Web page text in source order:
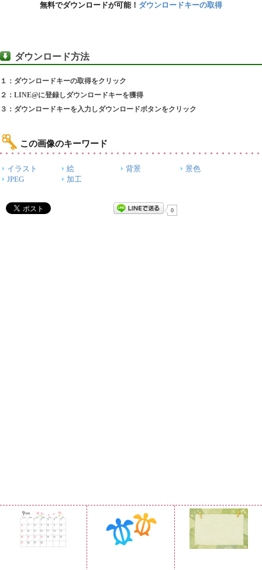
無料でダウンロードが可能！ ダウンロードキーの取得
ダウンロード方法
１：ダウンロードキーの取得をクリック
２：LINE@に登録しダウンロードキーを獲得
３：ダウンロードキーを入力しダウンロードボタンをクリック
この画像のキーワード
イラスト 絵 背景
景色
JPEG
加工
0